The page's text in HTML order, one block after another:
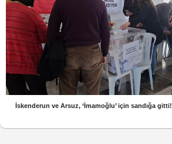
İskenderun ve Arsuz, ‘İmamoğlu’ için sandığa gitti!